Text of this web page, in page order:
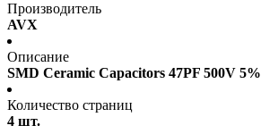
Производитель
AVX
Описание
SMD Ceramic Capacitors 47PF 500V 5%
Количество страниц
4 шт.